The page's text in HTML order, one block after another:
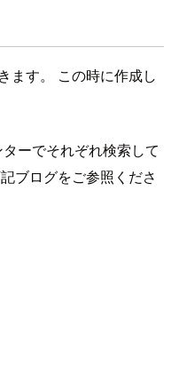
ます。 この時に作成し
ーでそれぞれ検索して
ブログをご参照くださ